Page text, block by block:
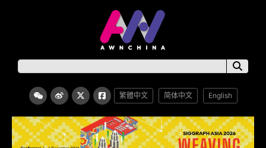
繁體中文 简体中文 English